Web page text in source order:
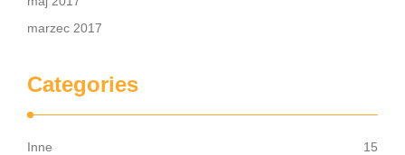
marzec 2017
Categories
Inne
15